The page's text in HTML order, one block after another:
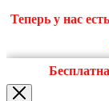
Теперь у нас